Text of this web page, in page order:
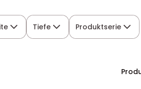
Tiefe Produktserie